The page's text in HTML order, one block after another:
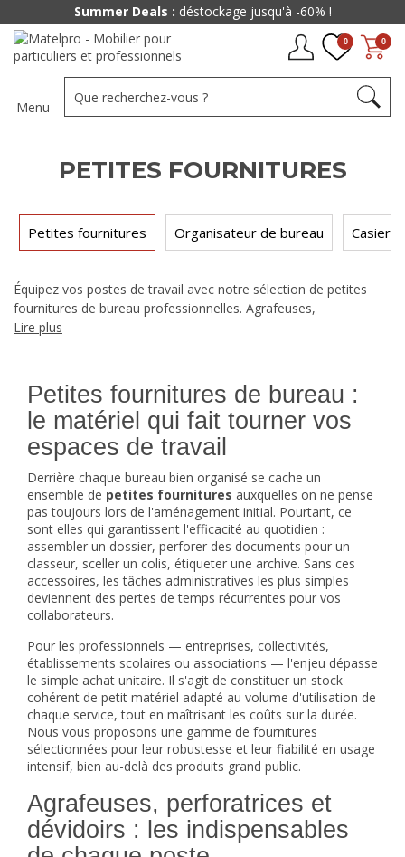
0
0
Menu
PETITES FOURNITURES
Petites fournitures Organisateur de bureau Casier
Équipez vos postes de travail avec notre sélection de petites
fournitures de bureau professionnelles. Agrafeuses,
perforatrices, dévidoirs, accessoires de classement : retrouvez
Lire plus
Petites fournitures de bureau :
le matériel qui fait tourner vos
espaces de travail
Derrière chaque bureau bien organisé se cache un
ensemble de petites fournitures auxquelles on ne pense
pas toujours lors de l'aménagement initial. Pourtant, ce
sont elles qui garantissent l'efficacité au quotidien :
assembler un dossier, perforer des documents pour un
classeur, sceller un colis, étiqueter une archive. Sans ces
accessoires, les tâches administratives les plus simples
deviennent des pertes de temps récurrentes pour vos
collaborateurs.
Pour les professionnels — entreprises, collectivités,
établissements scolaires ou associations — l'enjeu dépasse
le simple achat unitaire. Il s'agit de constituer un stock
cohérent de petit matériel adapté au volume d'utilisation de
chaque service, tout en maîtrisant les coûts sur la durée.
Nous vous proposons une gamme de fournitures
sélectionnées pour leur robustesse et leur fiabilité en usage
intensif, bien au-delà des produits grand public.
Agrafeuses, perforatrices et
dévidoirs : les indispensables
Summer Deals : déstockage jusqu'à -60% !